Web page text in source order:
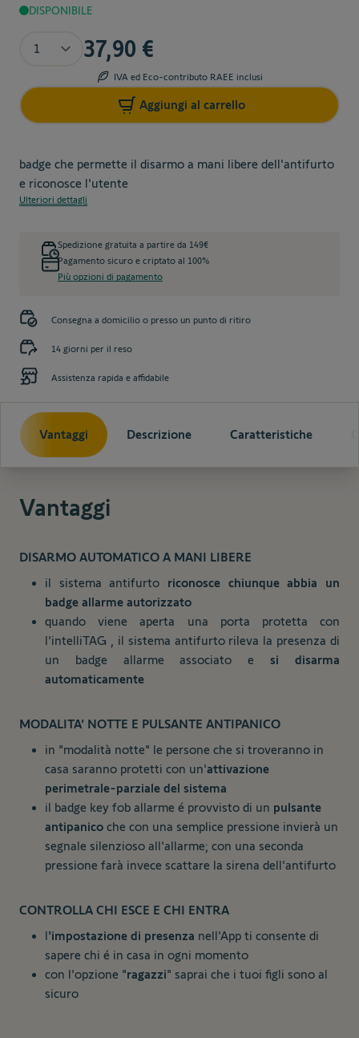
DISPONIBILE
37,90 €
IVA ed Eco-contributo RAEE inclusi
Aggiungi al carrello
badge che permette il disarmo a mani libere dell'antifurto
e riconosce l'utente
Ulteriori dettagli
Spedizione gratuita a partire da 149€
Pagamento sicuro e criptato al 100%
Più opzioni di pagamento
Consegna a domicilio o presso un punto di ritiro
14 giorni per il reso
Assistenza rapida e affidabile
Vantaggi Descrizione Caratteristiche
Vantaggi
DISARMO AUTOMATICO A MANI LIBERE
il sistema antifurto riconosce chiunque abbia un
badge allarme autorizzato
quando viene aperta una porta protetta con
l'intelliTAG , il sistema antifurto rileva la presenza di
un badge allarme associato esi disarma
automaticamente
MODALITA' NOTTE E PULSANTE ANTIPANICO
in "modalità notte" le persone che si troveranno in
casa saranno protetti con un'attivazione
perimetrale-parziale del sistema
il badge key fob allarme é provvisto di un pulsante
antipanico che con una semplice pressione invierà un
segnale silenzioso all'allarme; con una seconda
pressione farà invece scattare la sirena dell'antifurto
CONTROLLA CHI ESCE E CHI ENTRA
l'impostazione di presenza nell'App ti consente di
sapere chi é in casa in ogni momento
con l'opzione "ragazzi" saprai che i tuoi figli sono al
sicuro